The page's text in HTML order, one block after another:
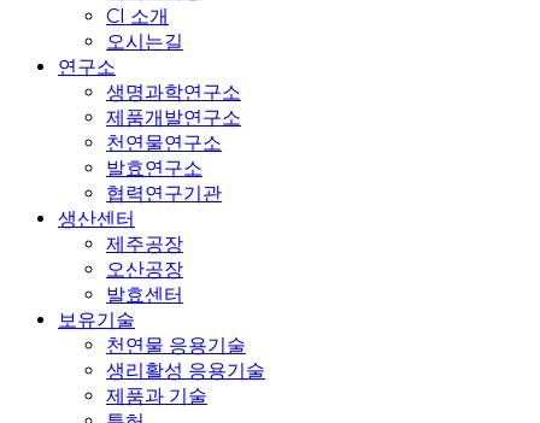
CI 소개
오시는길
연구소
생명과학연구소
제품개발연구소
천연물연구소
발효연구소
협력연구기관
생산센터
제주공장
오산공장
발효센터
보유기술
천연물 응용기술
생리활성 응용기술
제품과 기술